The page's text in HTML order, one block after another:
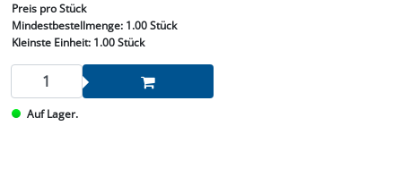
Preis pro Stück
Mindestbestellmenge: 1.00 Stück
Kleinste Einheit:1.00 Stück
Auf Lager.